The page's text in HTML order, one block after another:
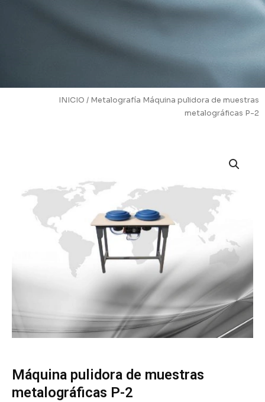
INICIO / Metalografía Máquina pulidora de muestras
metalográficas P-2
Máquina pulidora de muestras
metalográficas P-2